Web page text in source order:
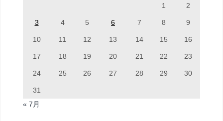
1 2
3 4 5 6 7 8 9
10 11 12 13 14 15 16
17 18 19 20 21 22 23
24 25 26 27 28 29 30
31
« 7月